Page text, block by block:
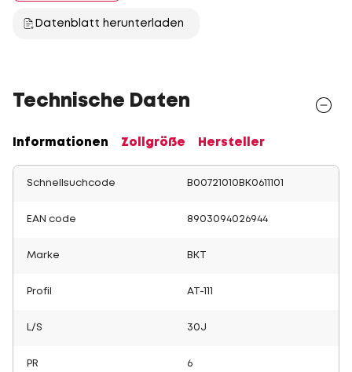
Datenblatt herunterladen
Technische Daten
Informationen Zollgröße Hersteller
Schnellsuchcode B00721010BK0611101
EAN code 8903094026944
Marke BKT
Profil AT-111
L/S 30J
PR 6